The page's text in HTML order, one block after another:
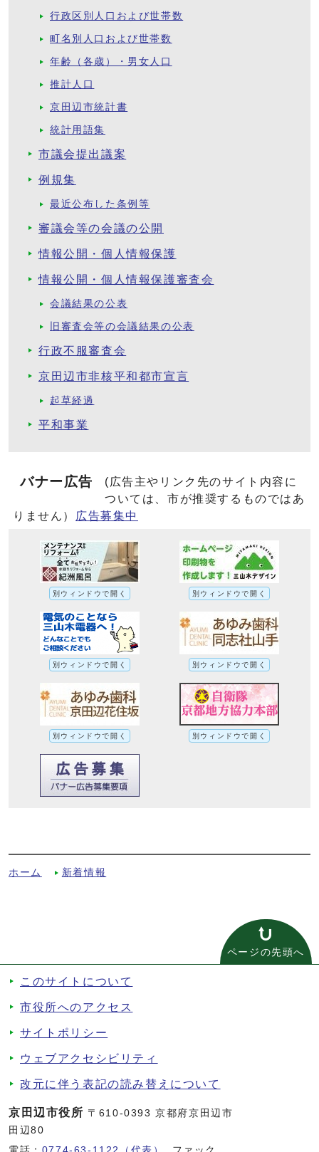
行政区別人口および世帯数
町名別人口および世帯数
年齢（各歳）・男女人口
推計人口
京田辺市統計書
統計用語集
市議会提出議案
例規集
最近公布した条例等
審議会等の会議の公開
情報公開・個人情報保護
情報公開・個人情報保護審査会
会議結果の公表
旧審査会等の会議結果の公表
行政不服審査会
京田辺市非核平和都市宣言
起草経過
平和事業
バナー広告
(広告主やリンク先のサイト内容に
ついては、市が推奨するものではあ
りません）
広告募集中
別ウィンドウで開く 別ウィンドウで開く
別ウィンドウで開く 別ウィンドウで開く
別ウィンドウで開く 別ウィンドウで開く
ホーム 新着情報
ページの先頭へ
このサイトについて
市役所へのアクセス
サイトポリシー
ウェブアクセシビリティ
改元に伴う表記の読み替えについて
京田辺市役所 〒610-0393 京都府京田辺市
田辺80